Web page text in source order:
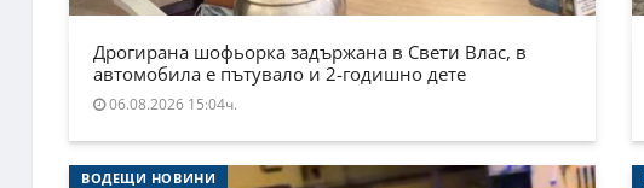
Дрогирана шофьорка задържана в Свети Влас, в
автомобила е пътувало и 2-годишно дете
06.08.2026 15:04ч.
ВОДЕЩИ НОВИНИ